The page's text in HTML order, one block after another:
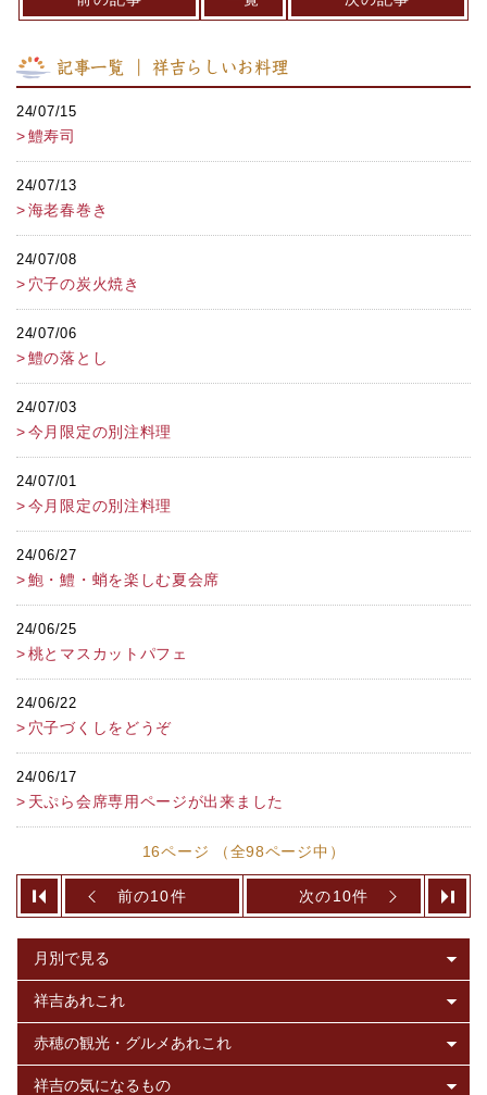
記事一覧 ｜ 祥吉らしいお料理
24/07/15
鱧寿司
24/07/13
海老春巻き
24/07/08
穴子の炭火焼き
24/07/06
鱧の落とし
24/07/03
今月限定の別注料理
24/07/01
今月限定の別注料理
24/06/27
鮑・鱧・蛸を楽しむ夏会席
24/06/25
桃とマスカットパフェ
24/06/22
穴子づくしをどうぞ
24/06/17
天ぷら会席専用ページが出来ました
16ページ （全98ページ中）
前の10件 次の10件